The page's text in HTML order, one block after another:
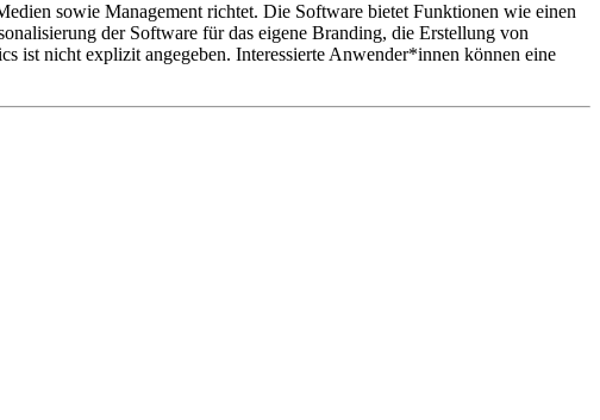
sowie Management richtet. Die Software bietet Funktionen wie einen
der Software für das eigene Branding, die Erstellung von
ist nicht explizit angegeben. Interessierte Anwender*innen können eine